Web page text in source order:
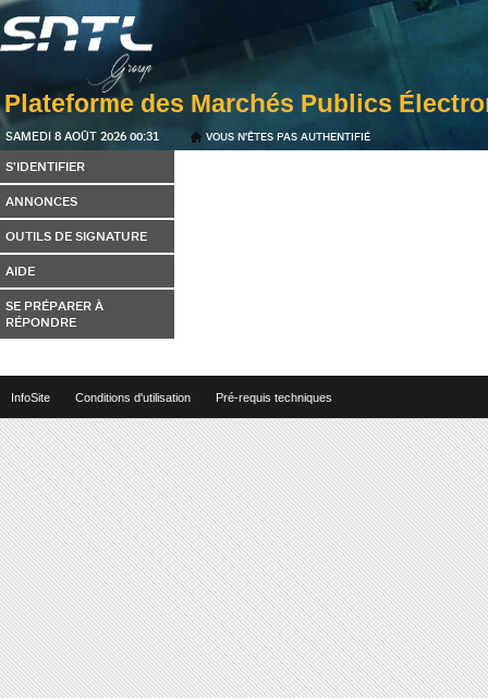
SAMEDI 8 AOÛT 2026 00:31 VOUS N'ÊTES PAS AUTHENTIFIÉ
S'IDENTIFIER
ANNONCES
OUTILS DE SIGNATURE
AIDE
SE PRÉPARER À
RÉPONDRE
InfoSite Conditions d'utilisation Pré-requis techniques